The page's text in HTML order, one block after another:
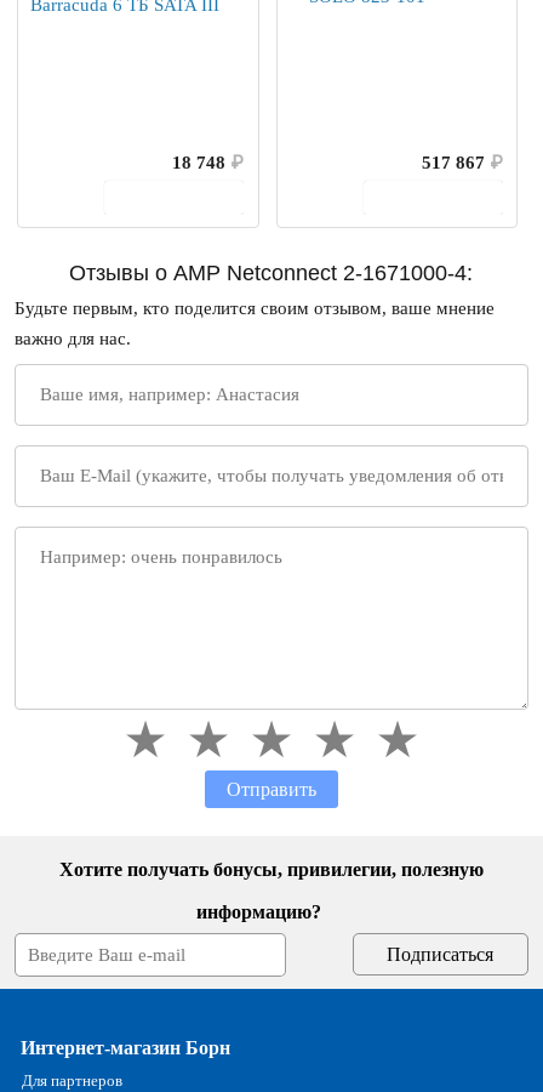
18 748 ₽
517 867 ₽
Отзывы о AMP Netconnect 2-1671000-4:
Будьте первым, кто поделится своим отзывом, ваше мнение
важно для нас.
Отправить
Хотите получать бонусы, привилегии, полезную
информацию?
Интернет-магазин Борн
Для партнеров